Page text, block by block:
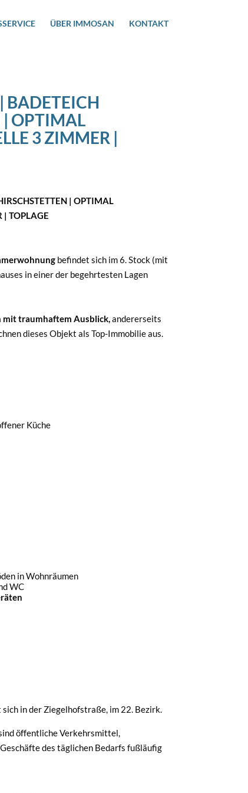
ÜBER IMMOSAN KONTAKT
BADETEICH
| OPTIMAL
3 ZIMMER |
| OPTIMAL
| TOPLAGE
befindet sich im 6. Stock (mit
in einer der begehrtesten Lagen
mit traumhaftem Ausblick,andererseits
dieses Objekt als Top-Immobilie aus.
Küche
in Wohnräumen
WC
in der Ziegelhofstraße, im 22. Bezirk.
öffentliche Verkehrsmittel,
des täglichen Bedarfs fußläufig